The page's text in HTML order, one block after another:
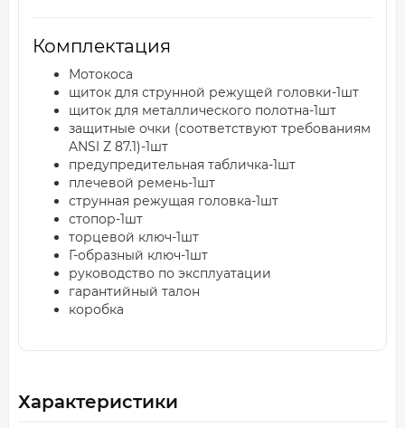
Комплектация
Мотокоса
щиток для струнной режущей головки-1шт
щиток для металлического полотна-1шт
защитные очки (соответствуют требованиям
ANSI Z 87.1)-1шт
предупредительная табличка-1шт
плечевой ремень-1шт
струнная режущая головка-1шт
стопор-1шт
торцевой ключ-1шт
Г-образный ключ-1шт
руководство по эксплуатации
гарантийный талон
коробка
Характеристики